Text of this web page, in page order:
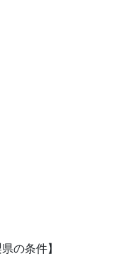
の条件】